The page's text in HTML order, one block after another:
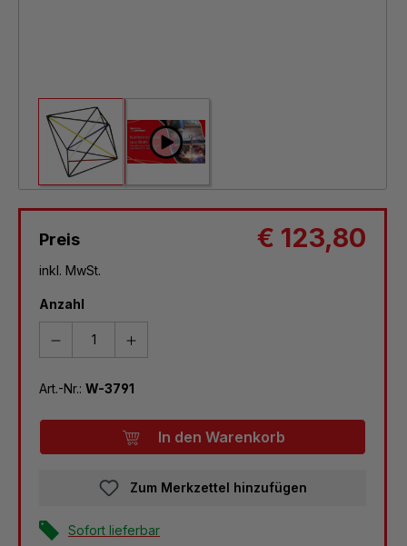
Preis € 123,80
inkl. MwSt.
Anzahl
Art.-Nr.: W-3791
In den Warenkorb
Zum Merkzettel hinzufügen
Sofort lieferbar